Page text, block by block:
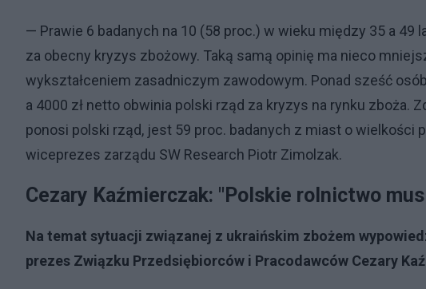
— Prawie 6 badanych na 10 (58 proc.) w wieku między 35 a
za obecny kryzys zbożowy. Taką samą opinię ma nieco
wykształceniem zasadniczym zawodowym. Ponad sześć
a 4000 zł netto obwinia polski rząd za kryzys na rynku zboża.
ponosi polski rząd, jest 59 proc. badanych z miast o
wiceprezes zarządu SW Research Piotr Zimolzak.
Cezary Kaźmierczak: "Polskie rolnictwo
Na temat sytuacji związanej z ukraińskim zbożem
prezes Związku Przedsiębiorców i Pracodawców Cezary